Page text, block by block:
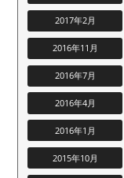
2017年2月
2016年11月
2016年7月
2016年4月
2016年1月
2015年10月